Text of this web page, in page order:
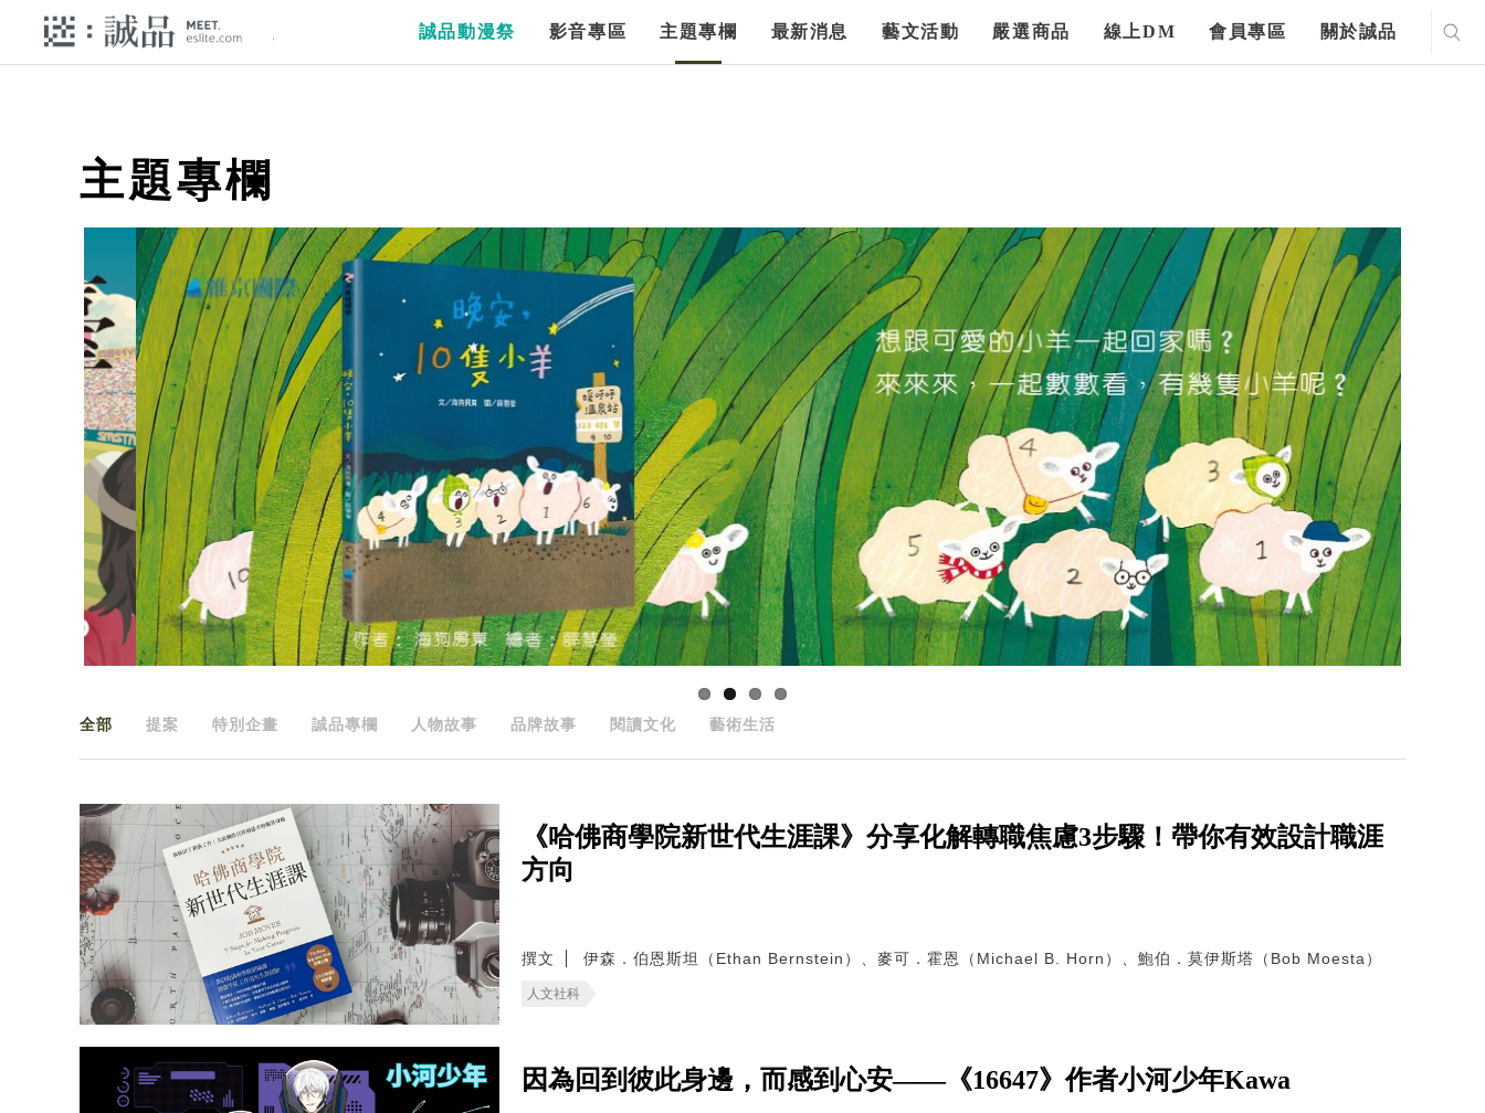
誠品動漫祭 影音專區 主題專欄 最新消息 藝文活動 嚴選商品 線上DM 會員專區 關於誠品
主題專欄
全部 提案 特別企畫 誠品專欄 人物故事 品牌故事 閱讀文化 藝術生活
《哈佛商學院新世代生涯課》分享化解轉職焦慮3步驟！帶你有效設計職涯
方向
撰文 伊森．伯恩斯坦（Ethan Bernstein）、麥可．霍恩（Michael B. Horn）、鮑伯．莫伊斯塔（Bob Moesta）
人文社科
因為回到彼此身邊，而感到心安——《16647》作者小河少年Kawa